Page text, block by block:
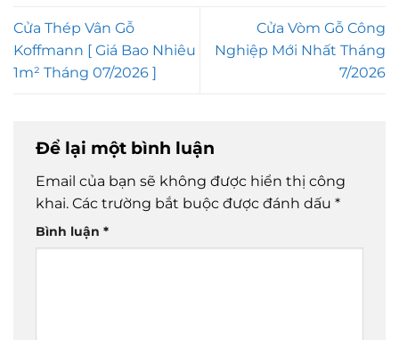
Cửa Thép Vân Gỗ
Koffmann [ Giá Bao Nhiêu
1m² Tháng 07/2026 ]
Cửa Vòm Gỗ Công
Nghiệp Mới Nhất Tháng
7/2026
Để lại một bình luận
Email của bạn sẽ không được hiển thị công
khai. Các trường bắt buộc được đánh dấu *
Bình luận *